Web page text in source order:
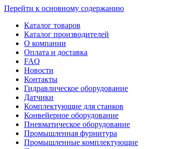
Перейти к основному содержанию
Каталог товаров
Каталог производителей
О компании
Оплата и доставка
FAQ
Новости
Контакты
Гидравлическое оборудование
Датчики
Комплектующие для станков
Конвейерное оборудование
Пневматическое оборудование
Промышленная фурнитура
Промышленные комплектующие